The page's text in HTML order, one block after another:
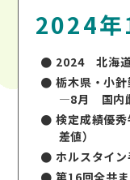
2024年
2024 北海道
栃木県・小
—8月 国内
検定成績優
差値）
ホルスタイ
第16回全共